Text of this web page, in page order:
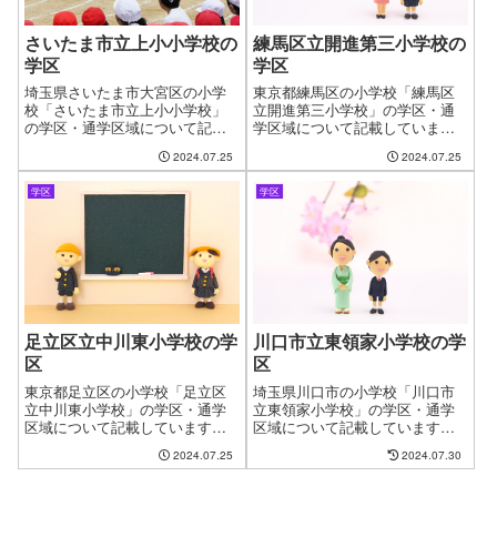
さいたま市立上小小学校の
学区
埼玉県さいたま市大宮区の小学
校「さいたま市立上小小学校」
の学区・通学区域について記載
す時に良くある問題として、お
子様の通う学校の問題がありま
す。やっと見つけたお気に入り
の物件も学校が変わってしまう
からと断念するケースもござい
ます。ファインドゼロではお客
様が簡単に、学区・通学区域を
指定して物件探しができるよう
にページを作成しました。
2024.07.25
練馬区立開進第三小学校の
学区
東京都練馬区の小学校「練馬区
立開進第三小学校」の学区・通
学区域について記載していま
くある問題として、お子様の通
う学校の問題があります。やっ
と見つけたお気に入りの物件も
学校が変わってしまうからと断
念するケースがございます。フ
ァインドゼロではお客様が簡単
に、学区・通学区域を指定して
物件探しができるように学区に
ついてのページを作成していま
2024.07.25
学区
足立区立中川東小学校の学
区
東京都足立区の小学校「足立区
立中川東小学校」の学区・通学
区域について記載しています。
る問題として、お子様の通う学
2024.07.25
学区
川口市立東領家小学校の学
区
埼玉県川口市の小学校「川口市
立東領家小学校」の学区・通学
区域について記載しています。
る問題として、お子様の通う学
2024.07.30